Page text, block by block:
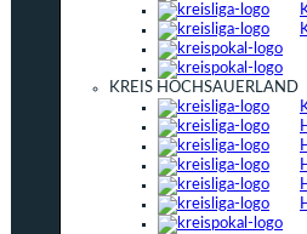
KREIS HOCHSAUERLAND